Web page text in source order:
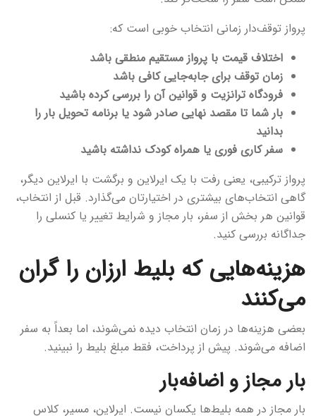
پرواز توقف‌دار زمانی انتخاب خوبی است که:
اختلاف قیمت با پرواز مستقیم منطقی باشد
زمان توقف برای جابه‌جایی کافی باشد
فرودگاه ترانزیت و قوانین آن را بررسی کرده باشید
بار شما تا مقصد نهایی صادر شود یا برنامه تحویل بار را
بدانید
سفر کاری فوری یا همراه کودک نداشته باشید
پرواز ترکیبی، یعنی رفت با یک ایرلاین و برگشت با ایرلاین دیگر،
گاهی انتخاب‌های بیشتری در اختیارتان می‌گذارد. قبل از انتخاب،
قوانین هر بخش از سفر، بار مجاز و شرایط تغییر یا کنسلی را
جداگانه بررسی کنید.
هزینه‌هایی که بلیط ارزان را گران
می‌کنند
بعضی هزینه‌ها در زمان انتخاب دیده نمی‌شوند، اما بعداً به سفر
اضافه می‌شوند. پیش از پرداخت، فقط مبلغ بلیط را نبینید.
بار مجاز و اضافه‌بار
بار مجاز در همه بلیط‌ها یکسان نیست. ایرلاین، مسیر، کلاس